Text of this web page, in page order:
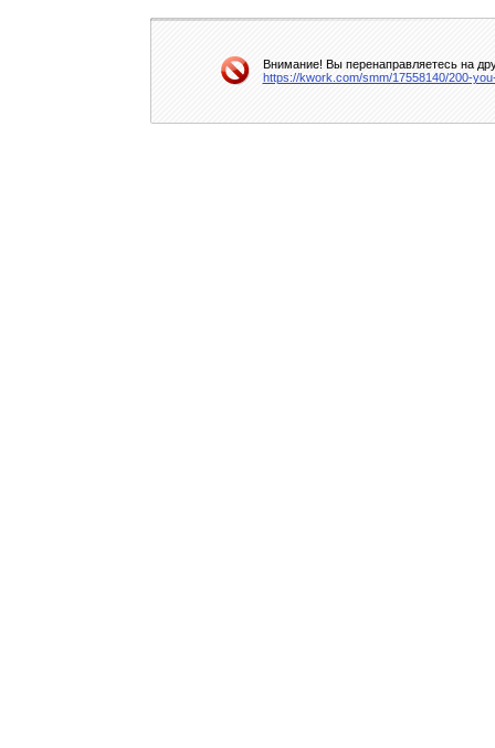
Внимание! Вы перенаправляетесь на
https://kwork.com/smm/17558140/200-